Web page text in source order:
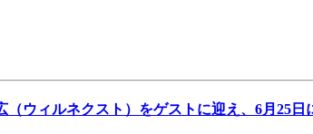
ウィルネクスト）をゲストに迎え、6月25日